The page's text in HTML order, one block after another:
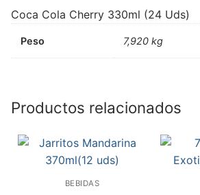
Coca Cola Cherry 330ml (24 Uds)
Peso 7,920 kg
Productos relacionados
BEBIDAS